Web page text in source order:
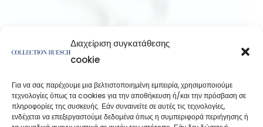
Διαχείριση συγκατάθεσης
cookie
Για να σας παρέχουμε μια βελτιστοποιημένη εμπειρία, χρησιμοποιούμε
τεχνολογίες όπως τα cookies για την αποθήκευση ή/και την πρόσβαση σε
πληροφορίες της συσκευής. Εάν συναινείτε σε αυτές τις τεχνολογίες,
ενδέχεται να επεξεργαστούμε δεδομένα όπως η συμπεριφορά περιήγησης ή